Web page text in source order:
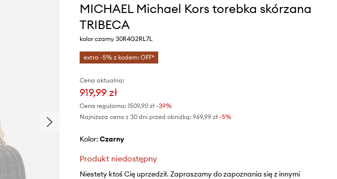
MICHAEL Michael Kors torebka skórzana
TRIBECA
kolor czarny 30R4G2RL7L
extra -5% z kodem: OFF*
Cena aktualna:
919,99 zł
Cena regularna: 1509,90 zł-39%
Najniższa cena z 30 dni przed obniżką: 969,99 zł -5%
Kolor: czarny
Produkt niedostępny
Niestety ktoś Cię uprzedził. Zapraszamy do zapoznania się z innymi